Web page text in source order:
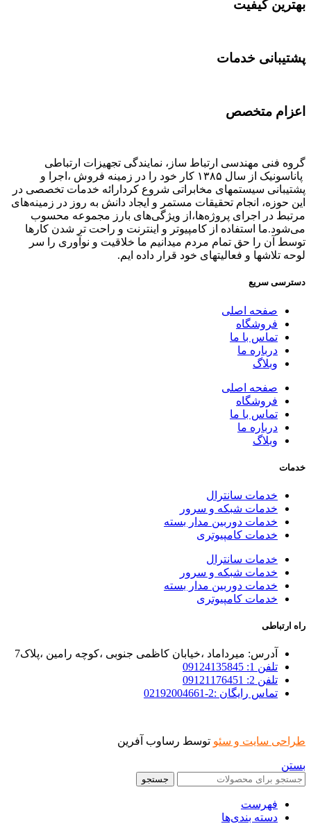
بهترین کیفیت
پشتیبانی خدمات
اعزام متخصص
گروه فنی مهندسی ارتباط ساز، نمایندگی تجهیزات ارتباطی
پاناسونیک از سال ۱۳۸۵ کار خود را در زمینه فروش ،اجرا و
پشتیبانی سیستمهای مخابراتی شروع کردارائه خدمات تخصصی در
این حوزه، انجام تحقیقات مستمر و ایجاد دانش به‌ روز در زمینه‌های
مرتبط در اجرای پروژه‌ها،از ویژگی‌های بارز مجموعه محسوب
می‌شود.ما استفاده از کامپیوتر و اینترنت و راحت تر شدن کارها
توسط آن را حق تمام مردم میدانیم ما خلاقیت و نوآوری را سر
لوحه تلاشها و فعالیتهای خود قرار داده ایم.
دسترسی سریع
صفحه اصلی
فروشگاه
تماس با ما
درباره ما
وبلاگ
صفحه اصلی
فروشگاه
تماس با ما
درباره ما
وبلاگ
خدمات
خدمات سانترال
خدمات شبکه و سرور
خدمات دوربین مدار بسته
خدمات کامپیوتری
خدمات سانترال
خدمات شبکه و سرور
خدمات دوربین مدار بسته
خدمات کامپیوتری
راه ارتباطی
آدرس: میرداماد ،خیابان کاظمی جنوبی ،کوچه رامین ،پلاک7
تلفن 1: 09124135845
تلفن 2: 09121176451
تماس رایگان :2-02192004661
طراحی سایت و سئو توسط رساوب آفرین
بستن
جستجو
فهرست
دسته بندی‌ها